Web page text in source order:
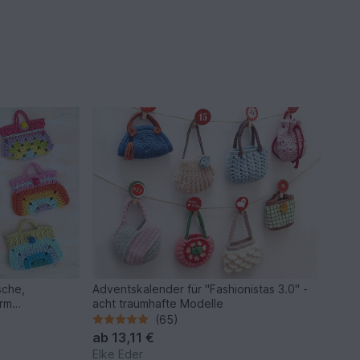
Adventskalender für "Fashionistas 3.0" -
acht traumhafte Modelle
(65)
ab 13,11 €
Elke Eder